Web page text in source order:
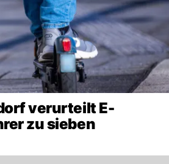
verurteilt E-
zu sieben